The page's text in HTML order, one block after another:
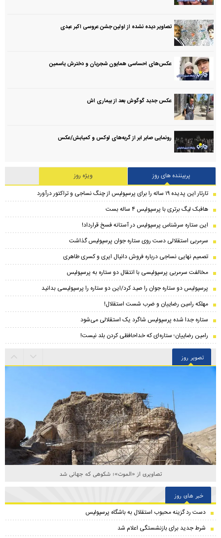
تصاویر دیده نشده از اولین جشن عروسی اکبر عبدی
عکس‌های احساسی همایون شجریان و دخترش یاسمین
عکس جدید گوگوش بعد از بیماری اش
رونمایی صابر ابر از گربه‌های لوکس و کمیابش/عکس
پربیننده های روز
ویژه روز
تارتار این پدیده ۱۹ ساله را برای پرسپولیس از چنگ نساجی و تراکتور درآورد
هافبک لیگ برتری با پرسپولیس ۴ ساله بست
این ستاره سرشناس پرسپولیس در آستانه فسخ قرارداد!
سرمربی استقلالی دست روی ستاره جوان پرسپولیس گذاشت
تصمیم نهایی نساجی درباره فروش دانیال ایری و کسری طاهری
مخالفت سرمربی پرسپولیسی با انتقال دو ستاره به پرسپولیس
پرسپولیس دو ستاره جوان را صید کرد/این دو ستاره را پرسپولیسی بدانید
مهلکه رامین رضاییان و ضرب شست استقلال!
ستاره جدا شده پرسپولیس شاگرد یک استقلالی می‌شود
رامین رضاییان؛ ستاره‌ای که خداحافظی کردن بلد نیست!
تصویر روز
تصاویری از «الموت»؛ شکوهی که جهانی شد
خبر های روز
دست رد گزینه محبوب استقلال به باشگاه پرسپولیس
شرط جدید برای بازنشستگی اعلام شد